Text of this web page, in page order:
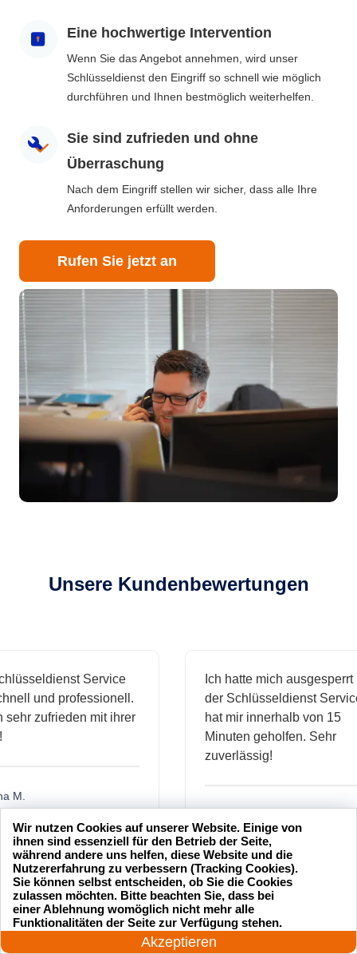
Eine hochwertige Intervention
Wenn Sie das Angebot annehmen, wird unser
Schlüsseldienst den Eingriff so schnell wie möglich
durchführen und Ihnen bestmöglich weiterhelfen.
Sie sind zufrieden und ohne
Überraschung
Nach dem Eingriff stellen wir sicher, dass alle Ihre
Anforderungen erfüllt werden.
Rufen Sie jetzt an
Unsere Kundenbewertungen
Service
und professionell.
zufrieden mit ihrer
Ich hatte mich ausgesperrt und
der Schlüsseldienst Service
hat mir innerhalb von 15
Minuten geholfen. Sehr
zuverlässig!
hat
Sehr guter Service! Der
Schlüsseldienst war freundlich
und hat mir schnell geholfen,
als ich meine Schlüssel
24 Stunden am Tag
Akzeptieren
Wir nutzen Cookies auf unserer Website. Einige von
ihnen sind essenziell für den Betrieb der Seite,
während andere uns helfen, diese Website und die
Nutzererfahrung zu verbessern (Tracking Cookies).
Sie können selbst entscheiden, ob Sie die Cookies
zulassen möchten. Bitte beachten Sie, dass bei
einer Ablehnung womöglich nicht mehr alle
Funktionalitäten der Seite zur Verfügung stehen.